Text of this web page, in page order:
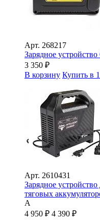
Арт. 268217
Зарядное
3 350 ₽
В корзину Купить в
Арт. 2610431
Зарядное
тяговых
А
4 950 ₽ 4 390 ₽